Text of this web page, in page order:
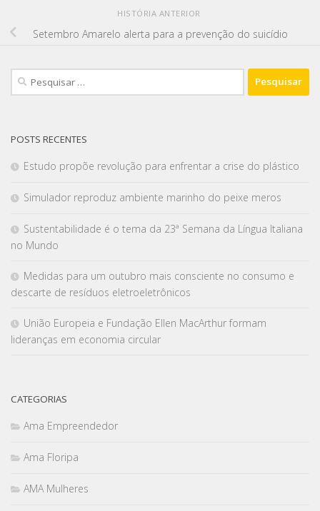
HISTÓRIA ANTERIOR
Setembro Amarelo alerta para a prevenção do suicídio
POSTS RECENTES
Estudo propõe revolução para enfrentar a crise do plástico
Simulador reproduz ambiente marinho do peixe meros
Sustentabilidade é o tema da 23ª Semana da Língua Italiana
no Mundo
Medidas para um outubro mais consciente no consumo e
descarte de resíduos eletroeletrônicos
União Europeia e Fundação Ellen MacArthur formam
lideranças em economia circular
CATEGORIAS
Ama Empreendedor
Ama Floripa
AMA Mulheres